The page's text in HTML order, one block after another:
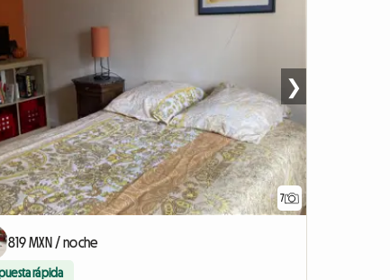
7
❯
819 MXN / noche
rápida